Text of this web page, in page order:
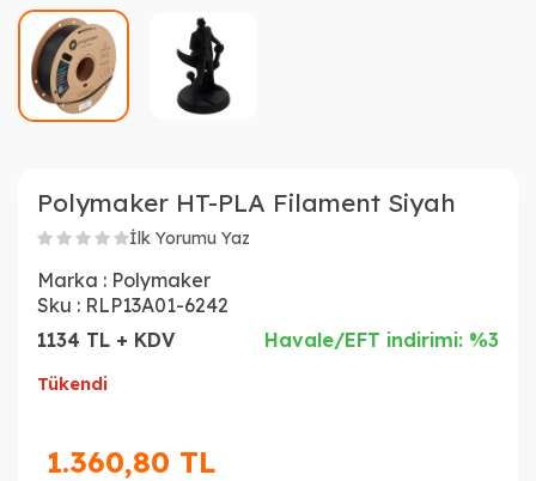
Polymaker HT-PLA Filament Siyah
İlk Yorumu Yaz
Marka : Polymaker
Sku : RLP13A01-6242
1134 TL + KDV
Havale/EFT indirimi: %3
Tükendi
1.360,80 TL